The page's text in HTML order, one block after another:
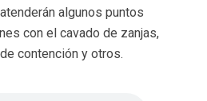
algunos puntos
con el cavado de zanjas,
contención y otros.